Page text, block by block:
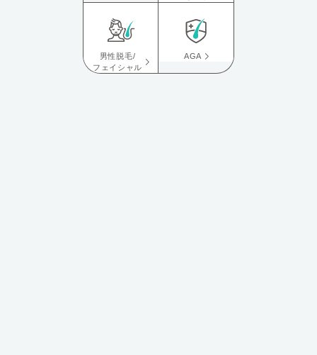
男性脱毛/
フェイシャル
AGA